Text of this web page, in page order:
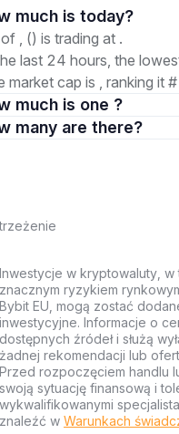
1. How much is today?
, () is trading at .
last 24 hours, the
market cap is , ranking it
much is one ?
3. How many are there?
Inwestycje w kryptowaluty,
znacznym ryzykiem
Bybit EU, mogą zostać
inwestycyjne. Informacje o
dostępnych źródeł i służą
żadnej rekomendacji lub
Przed rozpoczęciem handlu
swoją sytuację finansową i
wykwalifikowanymi
znaleźć w Warunkach